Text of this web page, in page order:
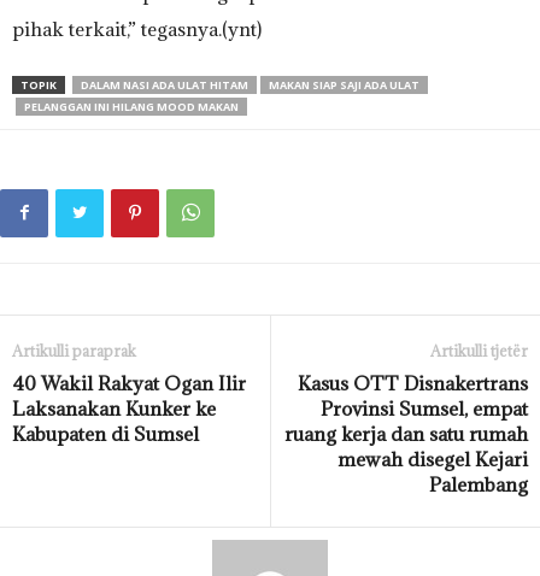
pihak terkait,” tegasnya.(ynt)
TOPIK DALAM NASI ADA ULAT HITAM
MAKAN SIAP SAJI ADA ULAT
PELANGGAN INI HILANG MOOD MAKAN
Artikulli paraprak
40 Wakil Rakyat Ogan Ilir
Laksanakan Kunker ke
Kabupaten di Sumsel
Artikulli tjetër
Kasus OTT Disnakertrans
Provinsi Sumsel, empat
ruang kerja dan satu rumah
mewah disegel Kejari
Palembang